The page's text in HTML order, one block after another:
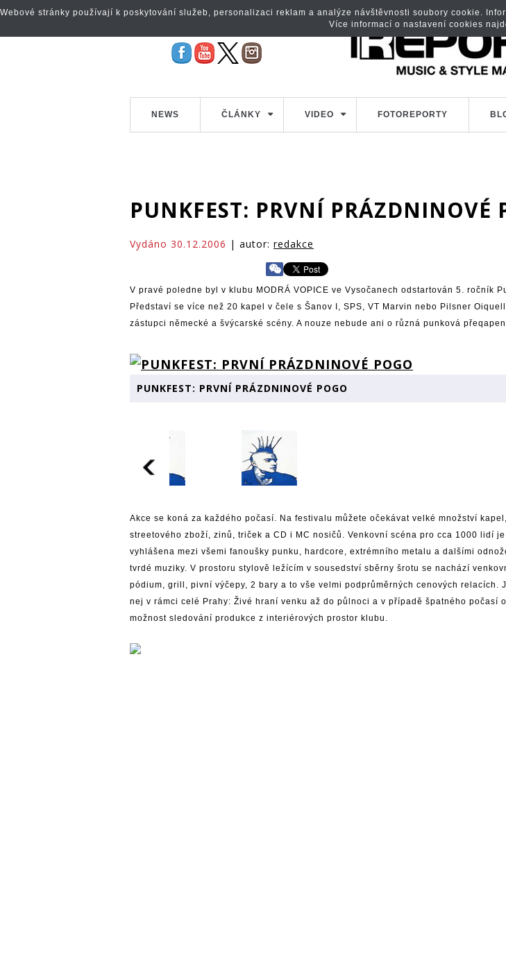
NEWS ČLÁNKY VIDEO FOTOREPORTY
PUNKFEST: PRVNÍ PRÁZDNINOVÉ
Vydáno 30.12.2006 | autor: redakce
V pravé poledne byl v klubu MODRÁ VOPICE ve Vysočanech odstartován 5. ročník
Představí se více než 20 kapel v čele s Šanov I, SPS, VT Marvin nebo Pilsner
zástupci německé a švýcarské scény. A nouze nebude ani o různá punková
PUNKFEST: PRVNÍ PRÁZDNINOVÉ POGO
Akce se koná za každého počasí. Na festivalu můžete očekávat velké množství
streetového zboží, zinů, triček a CD i MC nosičů. Venkovní scéna pro cca 1000 lidí
vyhlášena mezi všemi fanoušky punku, hardcore, extrémního metalu a dalšími
tvrdé muziky. V prostoru stylově ležícím v sousedství sběrny šrotu se nachází
pódium, grill, pivní výčepy, 2 bary a to vše velmi podprůměrných cenových relacích.
nej v rámci celé Prahy: Živé hraní venku až do půlnoci a v případě špatného počasí
možnost sledování produkce z interiérových prostor klubu.
Webové stránky používají k poskytování služeb, personalizaci reklam a analýze návštěvnosti soubory cookie.
Více informací o nastavení cookies